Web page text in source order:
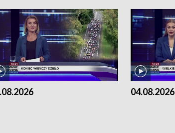
04.08.2026